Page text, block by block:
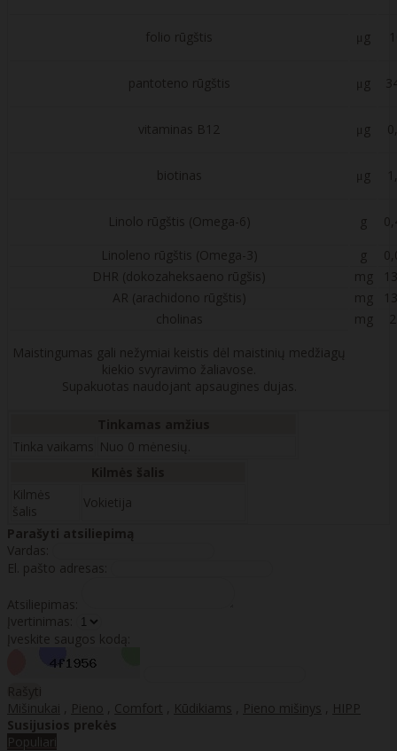
folio rūgštis μg
pantoteno rūgštis μg
vitaminas B12 μg
biotinas μg
Linolo rūgštis (Omega-6) g
Linoleno rūgštis (Omega-3)
g
DHR (dokozaheksaeno rūgšis)
mg
AR (arachidono rūgštis)
mg
cholinas
mg
Maistingumas gali nežymiai keistis dėl maistinių medžiagų
kiekio svyravimo žaliavose.
Supakuotas naudojant apsaugines dujas.
Tinka vaikams Nuo 0 mėnesių.
Kilmės
šalis
Vokietija
Parašyti atsiliepimą
Vardas:
El. pašto adresas:
Atsiliepimas:
Įvertinimas:
Įveskite saugos kodą:
Rašyti
Mišinukai
Pieno Comfort Kūdikiams Pieno mišinys
HIPP
Susijusios prekės
Populiari